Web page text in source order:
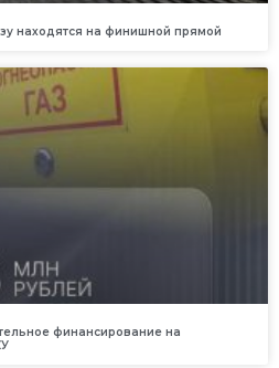
находятся на финишной прямой
финансирование на